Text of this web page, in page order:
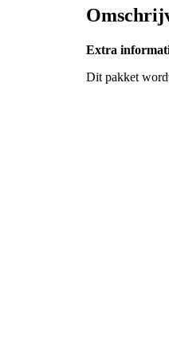
Extra
Dit pakket